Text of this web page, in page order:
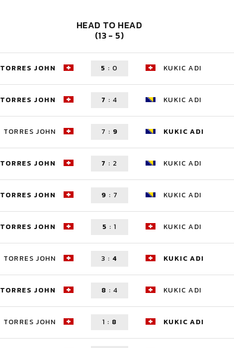
HEAD TO HEAD
(13 - 5)
TORRES JOHN 5 : 0 KUKIC ADI
TORRES JOHN 7 :4 KUKIC ADI
TORRES JOHN 7 : 9 KUKIC ADI
TORRES JOHN 7 : 2 KUKIC ADI
TORRES JOHN 9 : 7 KUKIC ADI
TORRES JOHN 5 :1 KUKIC ADI
TORRES JOHN 3 : 4 KUKIC ADI
TORRES JOHN 8 : 4 KUKIC ADI
TORRES JOHN 1 : 8 KUKIC ADI